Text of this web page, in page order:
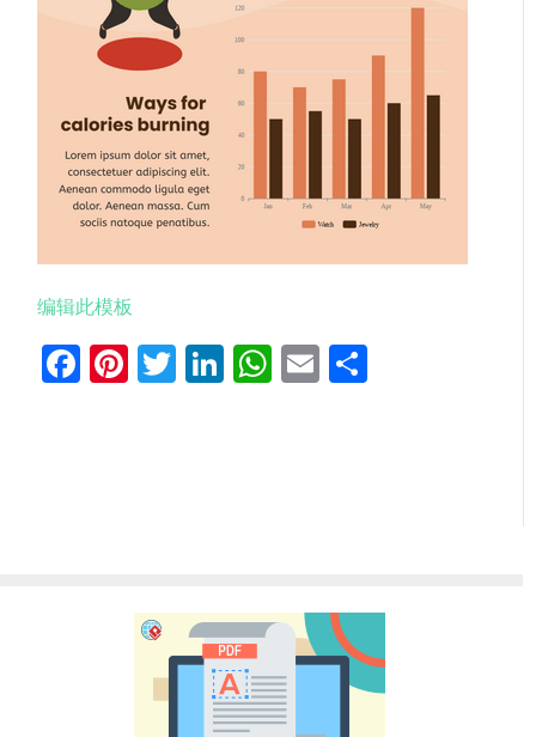
编辑此模板
Facebook
Pinterest
Twitter
LinkedIn
WhatsApp
Email